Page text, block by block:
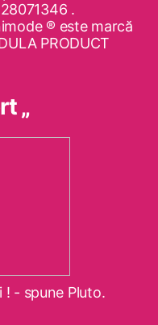
.
® este marcă
PRODUCT
„
! - spune Pluto.